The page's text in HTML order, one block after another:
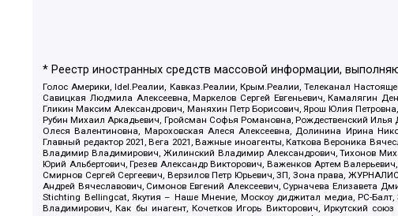
* Реестр иностранных средств массовой информации,
Голос Америки, Idel.Реалии, Кавказ.Реалии, Крым.Реалии, Телеканал
Савицкая Людмила Алексеевна, Маркелов Сергей Евгеньевич, Камалягин
Гликин Максим Александрович, Маняхин Петр Борисович, Ярош Юлия
Рубин Михаил Аркадьевич, Гройсман Софья Романовна, Рождественский
Олеся Валентиновна, Мароховская Алеся Алексеевна, Долинина Ирина
Главный редактор 2021, Вега 2021, Важные иноагенты, Каткова Вероника
Владимир Владимирович, Жилинский Владимир Александрович, Тихонов
Юрий Альбертович, Грезев Александр Викторович, Важенков Артем
Смирнов Сергей Сергеевич, Верзилов Петр Юрьевич, ЗП, Зона права,
Андрей Вячеславович, Симонов Евгений Алексеевич, Сурначева Елизавета
Stichting Bellingcat, Якутия – Наше Мнение, Москоу диджитал медиа, РС-
Владимирович, Как бы инагент, Кочетков Игорь Викторович, Иркутский